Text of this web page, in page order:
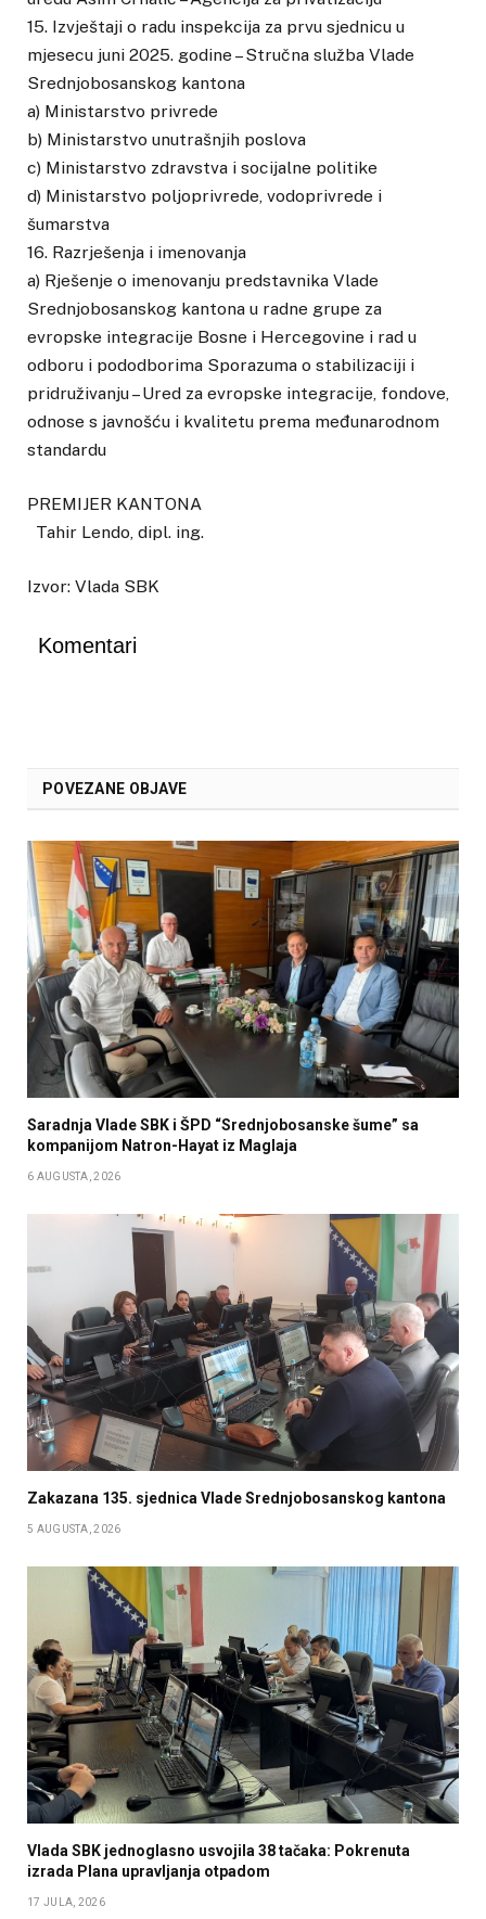
15. Izvještaji o radu inspekcija za prvu sjednicu u
mjesecu juni 2025. godine – Stručna služba Vlade
Srednjobosanskog kantona
a) Ministarstvo privrede
b) Ministarstvo unutrašnjih poslova
c) Ministarstvo zdravstva i socijalne politike
d) Ministarstvo poljoprivrede, vodoprivrede i
šumarstva
16. Razrješenja i imenovanja
a) Rješenje o imenovanju predstavnika Vlade
Srednjobosanskog kantona u radne grupe za
evropske integracije Bosne i Hercegovine i rad u
odboru i pododborima Sporazuma o stabilizaciji i
pridruživanju – Ured za evropske integracije, fondove,
odnose s javnošću i kvalitetu prema međunarodnom
standardu
PREMIJER KANTONA
Tahir Lendo, dipl. ing.
Izvor: Vlada SBK
Komentari
POVEZANE OBJAVE
Saradnja Vlade SBK i ŠPD “Srednjobosanske šume” sa
kompanijom Natron-Hayat iz Maglaja
6 AUGUSTA, 2026
Zakazana 135. sjednica Vlade Srednjobosanskog kantona
5 AUGUSTA, 2026
Vlada SBK jednoglasno usvojila 38 tačaka: Pokrenuta
izrada Plana upravljanja otpadom
17 JULA, 2026